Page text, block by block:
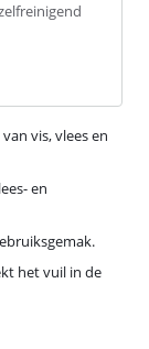
vis, vlees en
en
het vuil in de